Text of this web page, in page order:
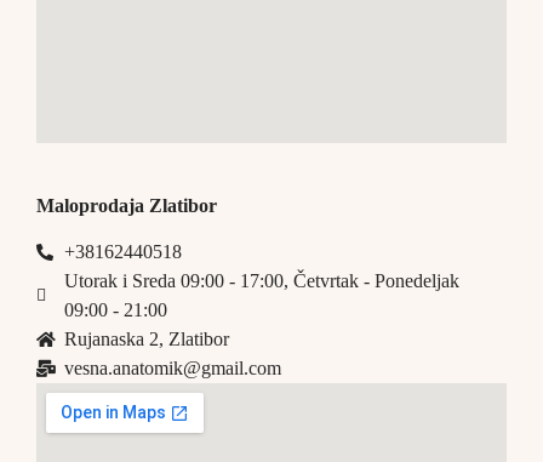
Maloprodaja Zlatibor
+38162440518
Utorak i Sreda 09:00 - 17:00, Četvrtak - Ponedeljak
09:00 - 21:00
Rujanaska 2, Zlatibor
vesna.anatomik@gmail.com​